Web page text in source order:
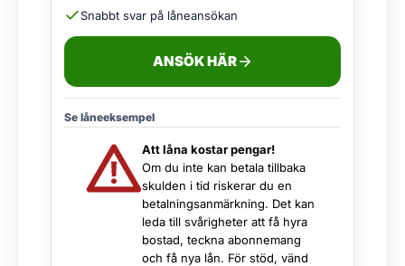
Snabbt svar på låneansökan
ANSÖK HÄR
Se låneeksempel
Att låna kostar pengar!
Om du inte kan betala tillbaka
skulden i tid riskerar du en
betalningsanmärkning. Det kan
leda till svårigheter att få hyra
bostad, teckna abonnemang
och få nya lån. För stöd, vänd